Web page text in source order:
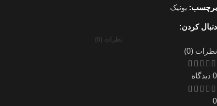
برچسب: یونیک
دنبال کردن:
نظرات (0)
نظرات (0)
0 دیدگاه
0